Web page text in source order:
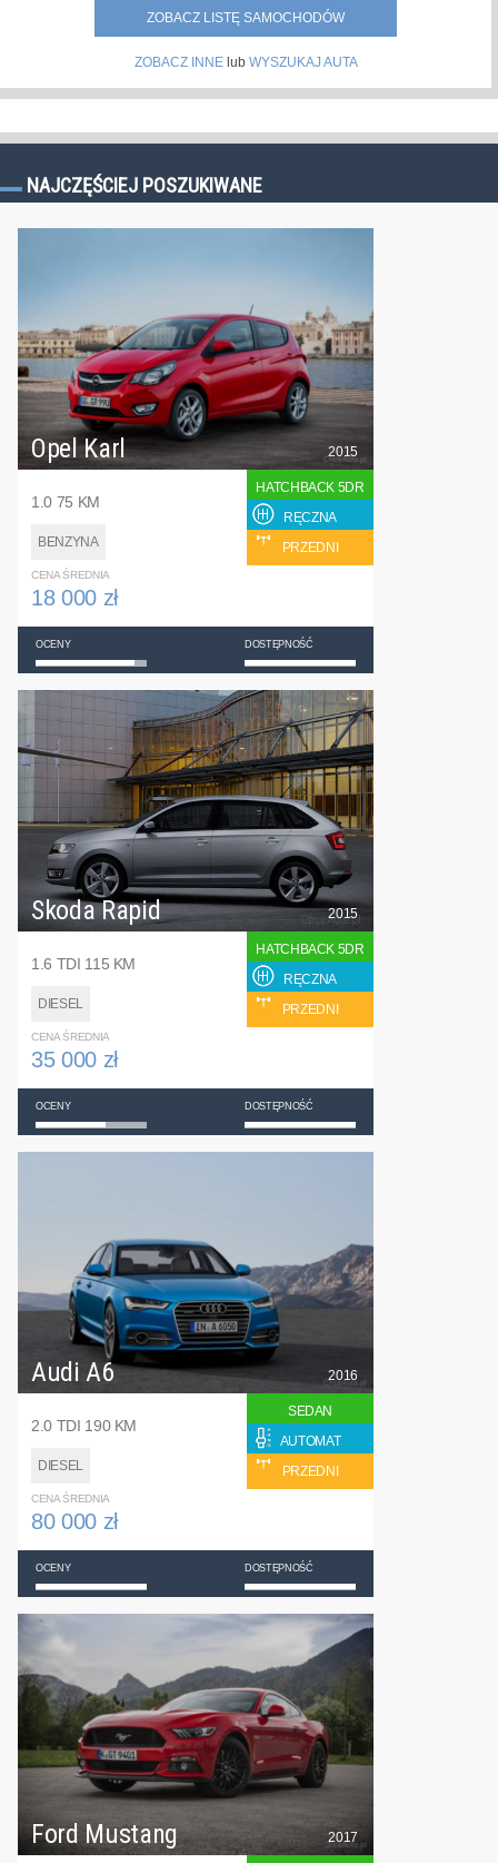
ZOBACZ LISTĘ SAMOCHODÓW
ZOBACZ INNElub WYSZUKAJ AUTA
NAJCZĘŚCIEJ POSZUKIWANE
Opel Karl
1.0 75 KM
BENZYNA
2015
HATCHBACK 5DR
RĘCZNA
PRZEDNI
CENA ŚREDNIA
18 000 zł
OCENY DOSTĘPNOŚĆ
Skoda Rapid
1.6 TDI 115 KM
DIESEL
2015
HATCHBACK 5DR
RĘCZNA
PRZEDNI
CENA ŚREDNIA
35 000 zł
OCENY DOSTĘPNOŚĆ
Audi A6
2.0 TDI 190 KM
DIESEL
2016
SEDAN
AUTOMAT
PRZEDNI
CENA ŚREDNIA
80 000 zł
OCENY DOSTĘPNOŚĆ
Ford Mustang 2017